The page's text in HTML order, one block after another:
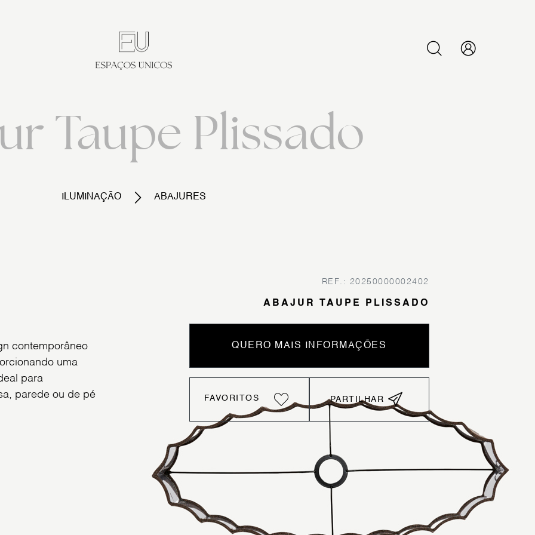
Taupe Plissado
ILUMINAÇÃO ABAJURES
contemporâneo
uma
para
parede ou de pé
REF.: 20250000002402
ABAJUR TAUPE PLISSADO
QUERO MAIS INFORMAÇÕES
FAVORITOS PARTILHAR